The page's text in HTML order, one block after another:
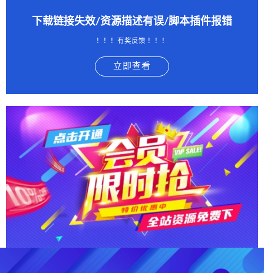
下载链接失效/资源描述有误/脚本插件报错
！！！有奖反馈 ！！！
立即查看